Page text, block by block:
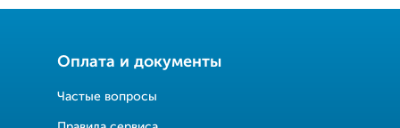
Оплата и документы
Частые вопросы